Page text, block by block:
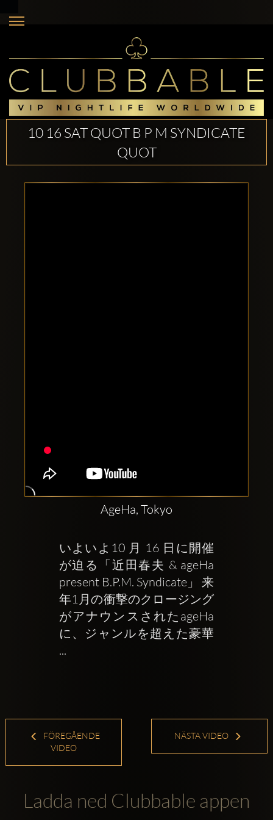
sociala
konton
10 16 SAT QUOT B P M SYNDICATE
QUOT
AgeHa, Tokyo
いよいよ10 ⽉ 16 ⽇に開催
が迫る「近⽥春夫 & ageHa
present B.P.M. Syndicate」 来
年1月の衝撃のクロージング
がアナウンスされたageHa
に、ジャンルを超えた豪華
...
FÖREGÅENDE
VIDEO
NÄSTA VIDEO
Ladda ned Clubbable appen